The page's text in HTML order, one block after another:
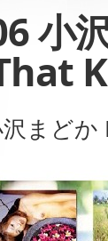
小
沢まど